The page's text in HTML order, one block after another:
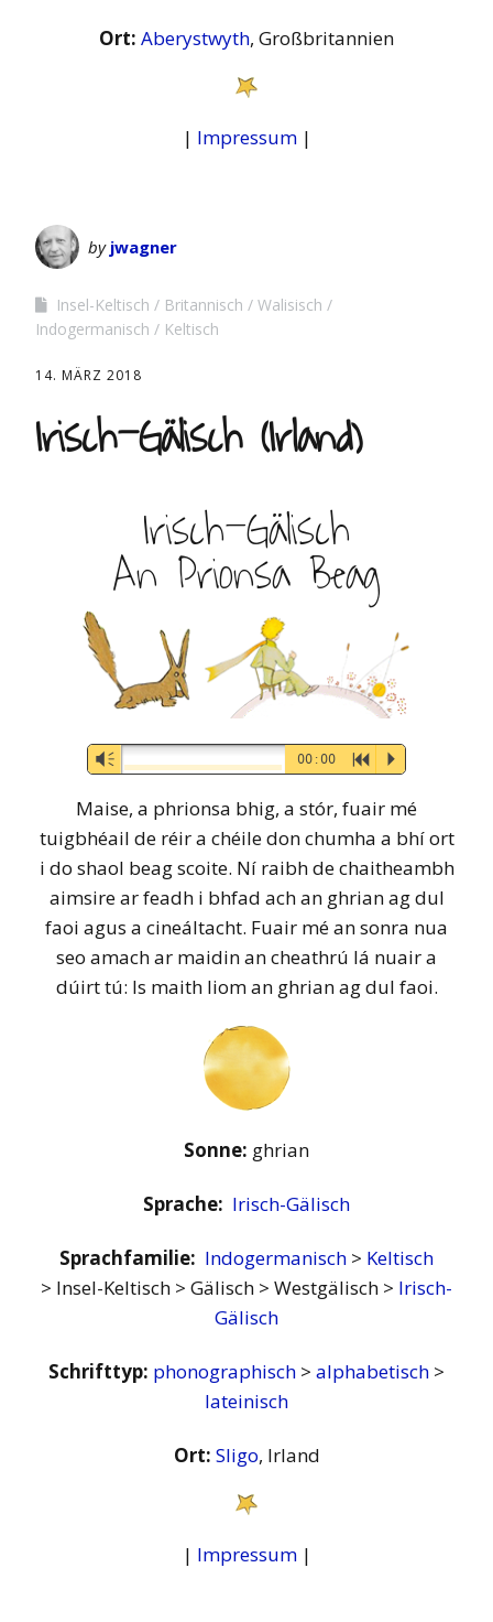
Ort: Aberystwyth, Großbritannien
| Impressum|
by jwagner
Insel-Keltisch Britannisch
Walisisch
Indogermanisch
Keltisch
14. MÄRZ 2018
Irisch-Gälisch (Irland)
Irisch-Gälisch
An Prionsa Beag
Audio-
Vm 00:00 R P
Maise, a phrionsa bhig, a stór, fuair mé
tuigbhéail de réir a chéile don chumha a bhí ort
i do shaol beag scoite. Ní raibh de chaitheambh
aimsire ar feadh i bhfad ach an ghrian ag dul
faoi agus a cineáltacht. Fuair mé an sonra nua
seo amach ar maidin an cheathrú lá nuair a
dúirt tú: Is maith liom an ghrian ag dul faoi.
Sonne: ghrian
Sprache: Irisch-Gälisch
Sprachfamilie: Indogermanisch > Keltisch
> Insel-Keltisch > Gälisch > Westgälisch > Irisch-
Gälisch
Schrifttyp: phonographisch > alphabetisch >
lateinisch
Ort: Sligo, Irland
| Impressum|